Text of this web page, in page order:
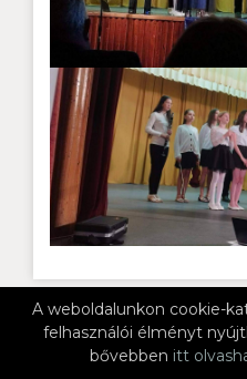
A weboldalunkon cookie-
felhasználói élményt
bővebben itt
2026. június 11., csütörtök
Challenge day